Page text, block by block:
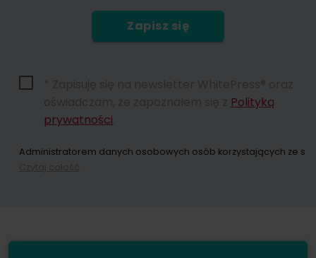
Zapisz się
Polityką
prywatności
Administratorem danych osobowych osób korzystających ze